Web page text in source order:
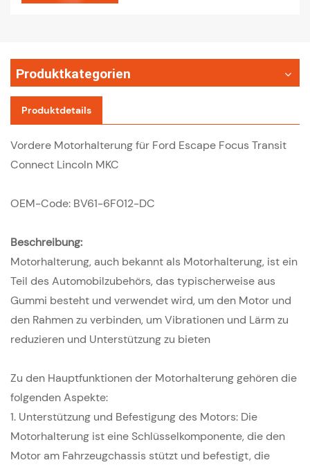
Produktkategorien
Produktdetails
Vordere Motorhalterung für Ford Escape Focus Transit
Connect Lincoln MKC
OEM-Code: BV61-6F012-DC
Beschreibung:
Motorhalterung, auch bekannt als Motorhalterung, ist ein
Teil des Automobilzubehörs, das typischerweise aus
Gummi besteht und verwendet wird, um den Motor und
den Rahmen zu verbinden, um Vibrationen und Lärm zu
reduzieren und Unterstützung zu bieten
Zu den Hauptfunktionen der Motorhalterung gehören die
folgenden Aspekte:
1. Unterstützung und Befestigung des Motors: Die
Motorhalterung ist eine Schlüsselkomponente, die den
Motor am Fahrzeugchassis stützt und befestigt, die